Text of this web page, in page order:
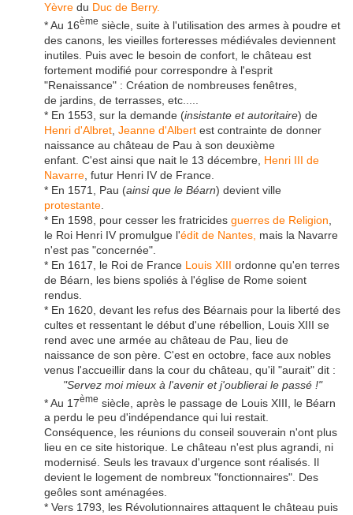
Yèvre du Duc de Berry.
* Au 16ème siècle, suite à l'utilisation des armes à poudre et
des canons, les vieilles forteresses médiévales deviennent
inutiles. Puis avec le besoin de confort, le château est
fortement modifié pour correspondre à l'esprit
"Renaissance" : Création de nombreuses fenêtres,
de jardins, de terrasses, etc.....
* En 1553, sur la demande (insistante et autoritaire) de
Henri d'Albret Jeanne d'Albert est contrainte de donner
naissance au château de Pau à son deuxième
enfant. C'est ainsi que nait le 13 décembre, Henri III de
Navarre , futur Henri IV de France.
* En 1571, Pau (ainsi que le Béarn) devient ville
protestante
* En 1598, pour cesser les fratricides guerres de Religion
le Roi Henri IV promulgue l'édit de Nantes, mais la Navarre
n'est pas "concernée".
* En 1617, le Roi de France Louis XIII ordonne qu'en terres
de Béarn, les biens spoliés à l'église de Rome soient
rendus.
* En 1620, devant les refus des Béarnais pour la liberté des
cultes et ressentant le début d'une rébellion, Louis XIII se
rend avec une armée au château de Pau, lieu de
naissance de son père. C'est en octobre, face aux nobles
venus l'accueillir dans la cour du château, qu'il "aurait" dit :
"Servez moi mieux à l'avenir et j'oublierai le passé !"
* Au 17ème siècle, après le passage de Louis XIII, le Béarn
a perdu le peu d'indépendance qui lui restait.
Conséquence, les réunions du conseil souverain n'ont plus
lieu en ce site historique. Le château n'est plus agrandi, ni
modernisé. Seuls les travaux d'urgence sont réalisés. Il
devient le logement de nombreux "fonctionnaires". Des
geôles sont aménagées.
* Vers 1793, les Révolutionnaires attaquent le château puis